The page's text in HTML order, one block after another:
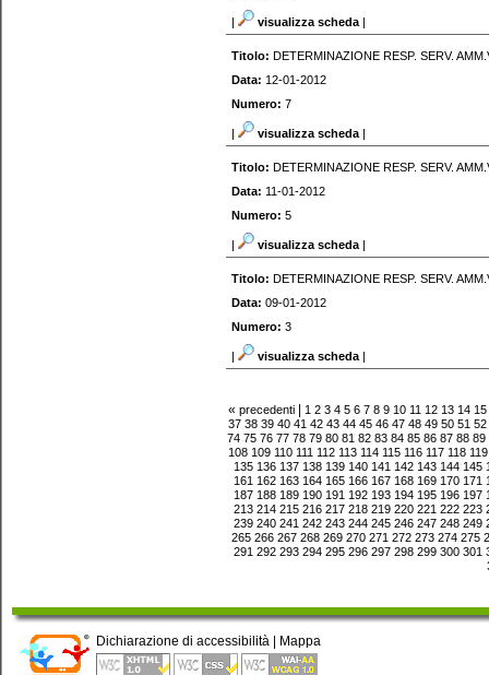
| visualizza scheda |
Titolo: DETERMINAZIONE RESP. SERV.
Data: 12-01-2012
Numero: 7
| visualizza scheda |
Titolo: DETERMINAZIONE RESP. SERV.
Data: 11-01-2012
Numero: 5
| visualizza scheda |
Titolo: DETERMINAZIONE RESP. SERV.
Data: 09-01-2012
Numero: 3
| visualizza scheda |
«precedenti | 1 2 3 4 5 6 7 8 9 10 11 12 13 14 15
37 38 39 40 41 42 43 44 45 46 47 48 49 50 51 52
74 75 76 77 78 79 80 81 82 83 84 85 86 87 88 89
108 109 110 111 112 113 114 115 116 117 118 119
135 136 137 138 139 140 141 142 143 144 145
161 162 163 164 165 166 167 168 169 170 171
187 188 189 190 191 192 193 194 195 196 197
213 214 215 216 217 218 219 220 221 222 223
239 240 241 242 243 244 245 246 247 248 249
265 266 267 268 269 270 271 272 273 274 275
291 292 293 294 295 296 297 298 299 300 301
Dichiarazione di accessibilità | Mappa